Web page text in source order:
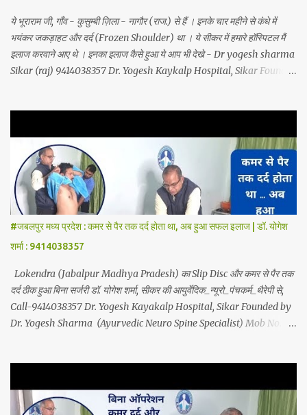
ये भूराराम जी, गाँव - कुसुम्बी ज़िला - नागौर (राज.) से हैं । इनके चार महीने से कंधे में
भयंकर जकड़ाहट और दर्द (Frozen Shoulder) था । ये सीकर में हमारे हॉस्पिटल मैं
इलाज करवाने आए थे । इनका इलाज कैसे हुआ ये आप भी देखे - Dr yogesh sharma
Sikar (raj) 9414038357 Dr. Yogesh Kaykalp Hospital, Sikar Founded
Cervical Disk Prolapse, Spondylitis, Tennis Elbow, Hip Joint Pain,
Knee Joint Pain, Planter Fascitis, Spine and Joints problems
without surgery by Ayurvedic Neuro Panchkarma Therapy.
Ayurvedic Neuro Panchkarma Therapy is a combination of
Ayurvedic Neuro Therapy, Nadi Steam Therapy, Acupuncture
Therapy, Cuping Therapy, Yoga-Sadhna Therapy. Apart from this,
the successful treatment of Migraine (headache), gas- acidity,
petadard - dharan (stomach ache-humus), aanv (amoeba), marod
- dast (to...
#जबलपुर मध्य प्रदेश : कमर से पैर तक दर्द होता था, अब हुआ सफल इलाज | डॉ. योगेश
शर्मा : 9414038357
Lokendra (Jabalpur Madhya Pradesh) का Slip Disc और कमर से पैर तक
दर्द ठीक हुआ बिना सर्जरी डॉ. योगेश शर्मा, सीकर की आयुर्वेदिक_न्यूरो_पंचकर्म_थैरेपी से,
Call-9414038357 Dr. Yogesh Kayakalp Hospital, Sikar Founded by
Dr. Yogesh Sharma (Ayurvedic Neuro Spine Specialist) Mob No.
Knee Joint Pain , Planter Fascitis, Spine and Joints problems
without surgery by Ayurvedic Neuro Panchkarma Therapy .